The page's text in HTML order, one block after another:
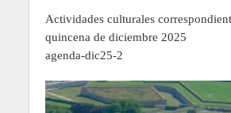
Actividades culturales
quincena de diciembre 2025
agenda-dic25-2